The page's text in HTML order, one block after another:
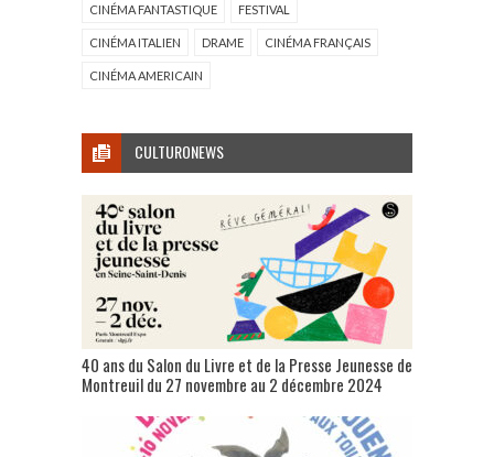
CINÉMA FANTASTIQUE FESTIVAL
CINÉMA ITALIEN DRAME CINÉMA FRANÇAIS
CINÉMA AMERICAIN
CULTURONEWS
40 ans du Salon du Livre et de la Presse Jeunesse de
Montreuil du 27 novembre au 2 décembre 2024